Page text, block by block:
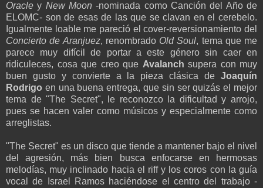
Oracle y New Moon -nominada como Canción del Año de
ELOMC- son de esas de las que se clavan en el cerebelo.
Igualmente loable me pareció el cover-reversionamiento del
Concierto de Aranjuez, renombrado Old Soul, tema que me
parece muy difícil de portar a este género sin caer en
ridiculeces, cosa que creo que Avalanch supera con muy
buen gusto y convierte a la pieza clásica de Joaquín
Rodrigo en una buena entrega, que sin ser quizás el mejor
tema de "The Secret", le reconozco la dificultad y arrojo,
pues se hacen valer como músicos y especialmente como
arreglistas.
"The Secret" es un disco que tiende a mantener bajo el nivel
del agresión, más bien busca enfocarse en hermosas
melodías, muy inclinado hacia el riff y los coros con la guía
vocal de Israel Ramos haciéndose el centro del trabajo -